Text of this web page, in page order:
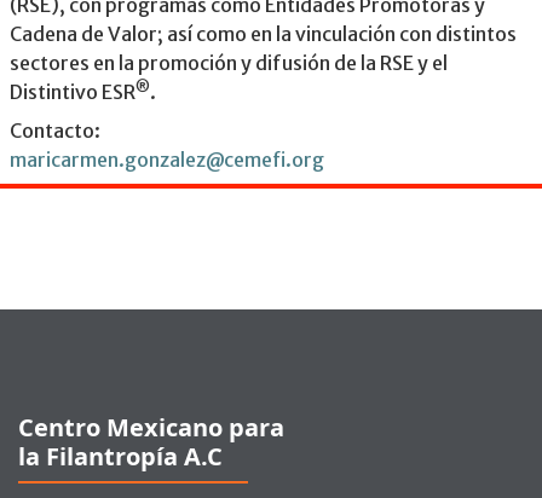
Cadena de Valor; así como en la vinculación con distintos
sectores en la promoción y difusión de la RSE y el
Distintivo ESR®.
Contacto:
maricarmen.gonzalez@cemefi.org
Centro Mexicano para
la Filantropía A.C